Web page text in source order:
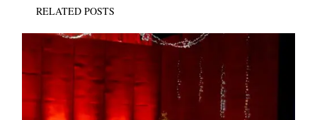
RELATED POSTS